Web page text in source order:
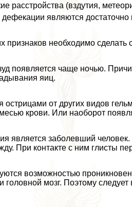
расстройства (вздутия,
дефекации являются
признаков необходимо сделать
появляется чаще ночью.
яиц.
острицами от других видов
крови. Или наоборот
является заболевший
При контакте с ним глисты
возможностью
головной мозг. Поэтому